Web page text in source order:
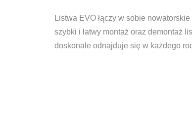
Listwa EVO łączy w sobie
szybki i łatwy montaż oraz demontaż
doskonale odnajduje się w każdego